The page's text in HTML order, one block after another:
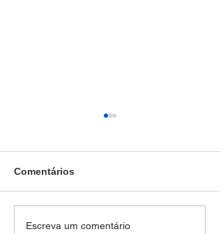
Homem tenta
Comentários
Escreva um comentário